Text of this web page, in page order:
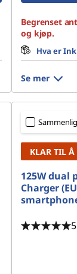
Begrenset
og kjøp.
Hva er
Se mer
KLAR TIL Å
125W dual
Charger